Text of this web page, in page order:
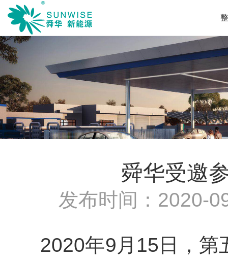
舜华受邀
发布时间： 2020-
2020年9月15日，第